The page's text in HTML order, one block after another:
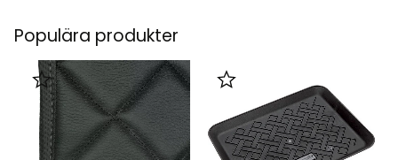
Populära produkter
Lägg till i favoriter Lägg till i favoriter